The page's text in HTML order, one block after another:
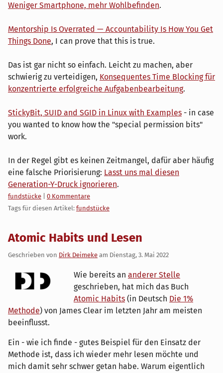
Weniger Smartphone, mehr Wohlbefinden.
Mentorship Is Overrated — Accountability Is How You Get
Things Done, I can prove that this is true.
Das ist gar nicht so einfach. Leicht zu machen, aber
schwierig zu verteidigen, Konsequentes Time Blocking für
konzentrierte erfolgreiche Aufgabenbearbeitung.
StickyBit, SUID and SGID in Linux with Examples - in case
you wanted to know how the "special permission bits"
work.
In der Regel gibt es keinen Zeitmangel, dafür aber häufig
eine falsche Priorisierung: Lasst uns mal diesen
Generation-Y-Druck ignorieren.
Kategorien:
fundstücke
0 Kommentare
Tags für diesen Artikel: fundstücke
Atomic Habits und Lesen
Geschrieben von Dirk Deimeke am Dienstag, 3. Mai 2022
Wie bereits an anderer Stelle
geschrieben, hat mich das Buch
Atomic Habits (in Deutsch Die 1%
Methode) von James Clear im letzten Jahr am meisten
beeinflusst.
Ein - wie ich finde - gutes Beispiel für den Einsatz der
Methode ist, dass ich wieder mehr lesen möchte und
mich damit sehr schwer getan habe. Warum eigentlich